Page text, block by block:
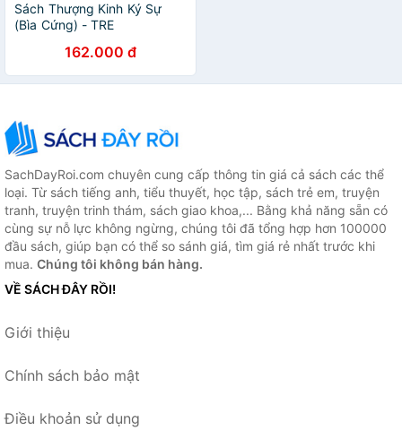
Sách Thượng Kinh Ký Sự
(Bìa Cứng) - TRE
162.000 đ
SachDayRoi.com chuyên cung cấp thông tin giá cả sách các thể
loại. Từ sách tiếng anh, tiểu thuyết, học tập, sách trẻ em, truyện
tranh, truyện trinh thám, sách giao khoa,... Bằng khả năng sẵn có
cùng sự nỗ lực không ngừng, chúng tôi đã tổng hợp hơn 100000
đầu sách, giúp bạn có thể so sánh giá, tìm giá rẻ nhất trước khi
mua. Chúng tôi không bán hàng.
VỀ SÁCH ĐÂY RỒI!
Giới thiệu
Chính sách bảo mật
Điều khoản sử dụng